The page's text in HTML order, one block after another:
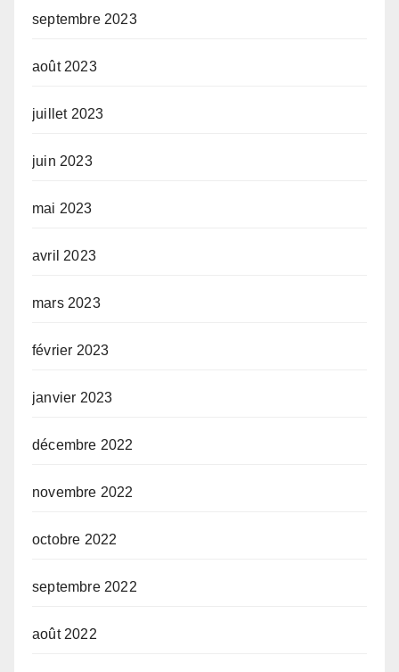
septembre 2023
août 2023
juillet 2023
juin 2023
mai 2023
avril 2023
mars 2023
février 2023
janvier 2023
décembre 2022
novembre 2022
octobre 2022
septembre 2022
août 2022